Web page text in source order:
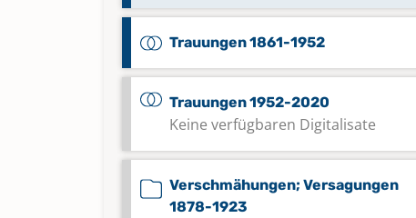
Trauungen 1861-1952
Trauungen 1952-2020
Keine verfügbaren Digitalisate
Verschmähungen; Versagungen
1878-1923